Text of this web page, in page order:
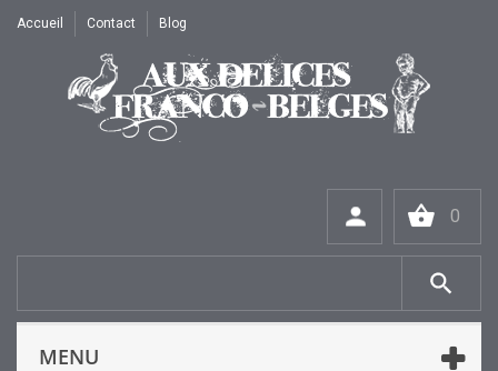
Blog
Contact
Accueil
0
MENU